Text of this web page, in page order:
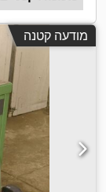
מודעה קטנה